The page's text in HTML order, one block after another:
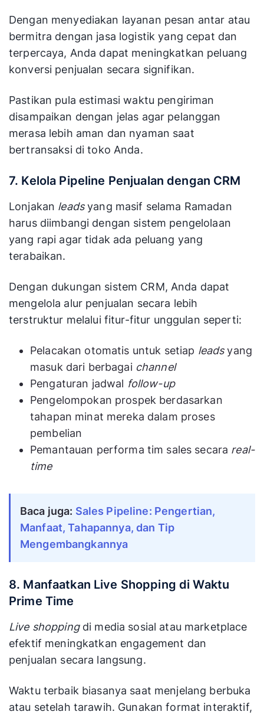
Dengan menyediakan layanan pesan antar atau
bermitra dengan jasa logistik yang cepat dan
terpercaya, Anda dapat meningkatkan peluang
konversi penjualan secara signifikan.
Pastikan pula estimasi waktu pengiriman
disampaikan dengan jelas agar pelanggan
merasa lebih aman dan nyaman saat
bertransaksi di toko Anda.
7. Kelola Pipeline Penjualan dengan CRM
Lonjakan leadsyang masif selama Ramadan
harus diimbangi dengan sistem pengelolaan
yang rapi agar tidak ada peluang yang
terabaikan.
Dengan dukungan sistem CRM, Anda dapat
mengelola alur penjualan secara lebih
terstruktur melalui fitur-fitur unggulan seperti:
Pelacakan otomatis untuk setiap leadsyang
masuk dari berbagai channel
Pengaturan jadwal follow-up
Pengelompokan prospek berdasarkan
tahapan minat mereka dalam proses
pembelian
Pemantauan performa tim sales secara real-
time
Baca juga: Sales Pipeline: Pengertian,
Manfaat, Tahapannya, dan Tip
Mengembangkannya
8. Manfaatkan Live Shopping di Waktu
Prime Time
Live shoppingdi media sosial atau marketplace
efektif meningkatkan engagement dan
penjualan secara langsung.
Waktu terbaik biasanya saat menjelang berbuka
atau setelah tarawih. Gunakan format interaktif,